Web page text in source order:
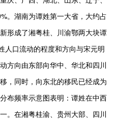
。湖南为谭姓第一大省，大约占
形成了湘粤桂、川渝鄂两大块谭
人口流动的程度和方向与宋元明
方向由东部向华中、华北和四川
，同时，向东北的移民已经成为
布频率示意图表明：谭姓在中西
。在湘粤桂渝、贵州大部、四川